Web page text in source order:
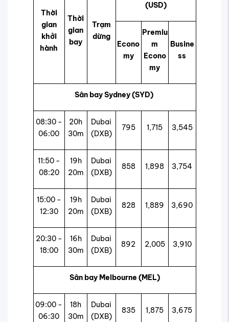
Thời
gian
khởi
hành
Thời
gian
bay
Trạm
dừng
(USD)
Econo
my
Premiu
m
Econo
my
Busine
ss
Sân bay Sydney (SYD)
08:30 -
06:00
20h
30m
Dubai
(DXB)
795 1,715 3,545
11:50 -
08:20
19h
20m
Dubai
(DXB)
858 1,898 3,754
15:00 -
12:30
19h
20m
Dubai
(DXB)
828 1,889 3,690
20:30 -
18:00
16h
30m
Dubai
(DXB)
892 2,005 3,910
Sân bay Melbourne (MEL)
09:00 -
06:30
18h
30m
Dubai
(DXB)
835 1,875 3,675